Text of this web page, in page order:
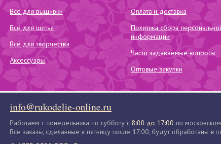
Всё для вышивки
Всё для шитья
Всё для творчества
Аксессуары
Оплата и доставка
Политика сбора
информации
Часто задаваемые вопросы
Оптовые закупки
info@rukodelie-online.ru
Работаем с понедельника по субботу с 8:00 до 17:00 по
Все заказы, сделанные в пятницу после 17:00, будут обработаны в